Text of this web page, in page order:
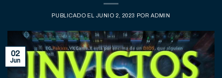
PUBLICADO EL JUNIO 2, 2023 POR ADMIN
02
Jun